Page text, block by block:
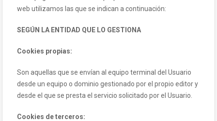
web utilizamos las que se indican a continuación:
SEGÚN LA ENTIDAD QUE LO GESTIONA
Cookies propias:
Son aquellas que se envían al equipo terminal del Usuario
desde un equipo o dominio gestionado por el propio editor y
desde el que se presta el servicio solicitado por el Usuario.
Cookies de terceros: